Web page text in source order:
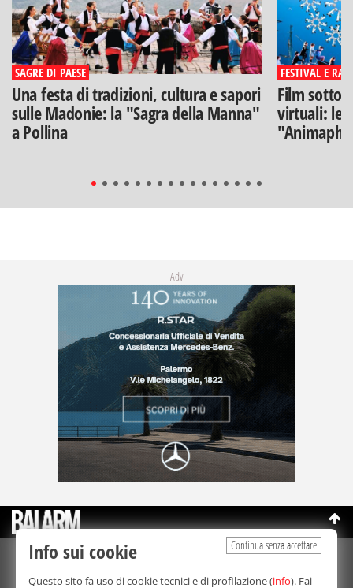
SAGRE DI PAESE
Una festa di tradizioni, cultura e sapori
sulle Madonie: la "Sagra della Manna"
a Pollina
FESTIVAL E
Film sotto
virtuali: le
Adv
©Copyright 2003-2026
Bmedia Srl- P.IVA 07064240828
Continua senza accettare
Info sui cookie
Questo sito fa uso di cookie tecnici e di profilazione (info). Fai